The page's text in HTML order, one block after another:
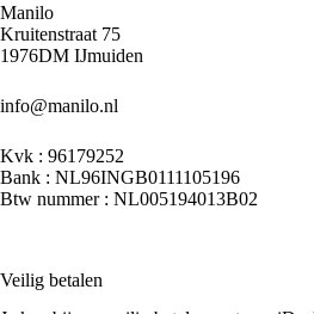
Manilo
Kruitenstraat 75
1976DM IJmuiden
info@manilo.nl
Kvk : 96179252
Bank : NL96INGB0111105196
Btw nummer : NL005194013B02
Veilig betalen